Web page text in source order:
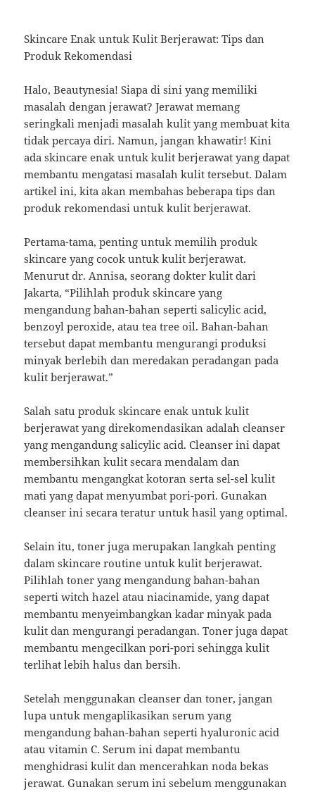
Skincare Enak untuk Kulit Berjerawat: Tips dan
Produk Rekomendasi
Halo, Beautynesia! Siapa di sini yang memiliki
masalah dengan jerawat? Jerawat memang
seringkali menjadi masalah kulit yang membuat kita
tidak percaya diri. Namun, jangan khawatir! Kini
ada skincare enak untuk kulit berjerawat yang dapat
membantu mengatasi masalah kulit tersebut. Dalam
artikel ini, kita akan membahas beberapa tips dan
produk rekomendasi untuk kulit berjerawat.
Pertama-tama, penting untuk memilih produk
skincare yang cocok untuk kulit berjerawat.
Menurut dr. Annisa, seorang dokter kulit dari
Jakarta, “Pilihlah produk skincare yang
mengandung bahan-bahan seperti salicylic acid,
benzoyl peroxide, atau tea tree oil. Bahan-bahan
tersebut dapat membantu mengurangi produksi
minyak berlebih dan meredakan peradangan pada
kulit berjerawat.”
Salah satu produk skincare enak untuk kulit
berjerawat yang direkomendasikan adalah cleanser
yang mengandung salicylic acid. Cleanser ini dapat
membersihkan kulit secara mendalam dan
membantu mengangkat kotoran serta sel-sel kulit
mati yang dapat menyumbat pori-pori. Gunakan
cleanser ini secara teratur untuk hasil yang optimal.
Selain itu, toner juga merupakan langkah penting
dalam skincare routine untuk kulit berjerawat.
Pilihlah toner yang mengandung bahan-bahan
seperti witch hazel atau niacinamide, yang dapat
membantu menyeimbangkan kadar minyak pada
kulit dan mengurangi peradangan. Toner juga dapat
membantu mengecilkan pori-pori sehingga kulit
terlihat lebih halus dan bersih.
Setelah menggunakan cleanser dan toner, jangan
lupa untuk mengaplikasikan serum yang
mengandung bahan-bahan seperti hyaluronic acid
atau vitamin C. Serum ini dapat membantu
menghidrasi kulit dan mencerahkan noda bekas
jerawat. Gunakan serum ini sebelum menggunakan